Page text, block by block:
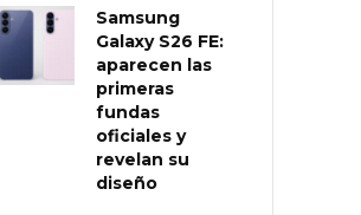
Samsung
Galaxy S26 FE:
aparecen las
primeras
fundas
oficiales y
revelan su
diseño